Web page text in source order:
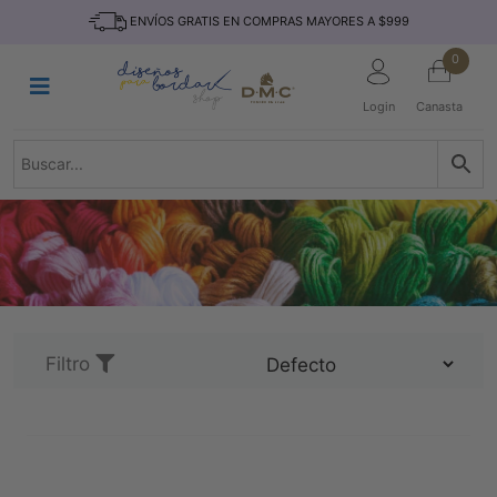
ENVÍOS GRATIS EN COMPRAS MAYORES A $999
Login
0
Canasta
TEJIDO
REVISTAS
TELAS
TEMÁTICO
NOVEDADES
Filtro